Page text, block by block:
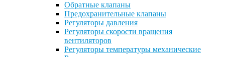
Обратные клапаны
Предохранительные клапаны
Регуляторы давления
Регуляторы скорости вращения
вентиляторов
Регуляторы температуры механические